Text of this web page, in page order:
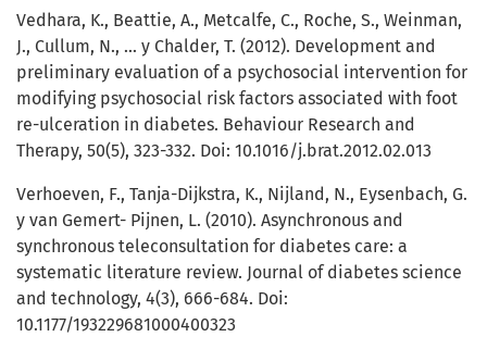
Vedhara, K., Beattie, A., Metcalfe, C., Roche, S., Weinman,
J., Cullum, N., ... y Chalder, T. (2012). Development and
preliminary evaluation of a psychosocial intervention for
modifying psychosocial risk factors associated with foot
re-ulceration in diabetes. Behaviour Research and
Therapy, 50(5), 323-332. Doi: 10.1016/j.brat.2012.02.013
Verhoeven, F., Tanja-Dijkstra, K., Nijland, N., Eysenbach, G.
y van Gemert- Pijnen, L. (2010). Asynchronous and
synchronous teleconsultation for diabetes care: a
systematic literature review. Journal of diabetes science
and technology, 4(3), 666-684. Doi:
10.1177/193229681000400323